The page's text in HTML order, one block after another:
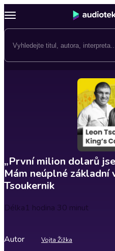
„První milion dolarů
Mám neúplné základní
Tsoukernik
Délka1 hodina 30 minut
Autor Vojta Žižka